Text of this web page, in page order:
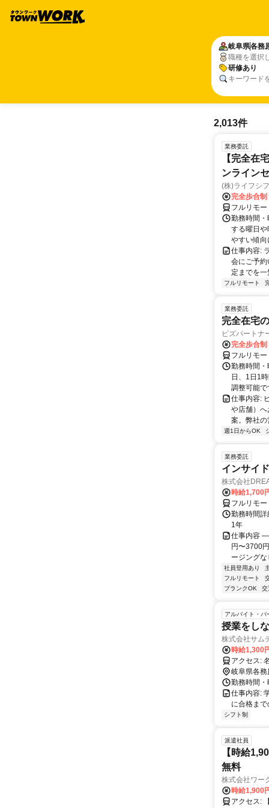
岐阜県各務
職種を選択
研修あり
キーワード
2,013件
業務委託
【完全在
ンライン
(株)ライフシ
完全歩合制
フルリモー
勤務時間
する曜日
やすい傾向
仕事内容:
会にご予
定までを
フルリモート
業務委託
完全在宅
ビズパートナ
完全歩合制
フルリモー
勤務時間
日、1日1
調整可能
仕事内容:
や店舗）
案。弊社
週1日からOK
業務委託
インサイ
株式会社
時給1,700
フルリモー
勤務時間
1年
仕事内容
円〜3700
ージング
社員登用あり
フルリモート
ブランクOK
交
アルバイト・パ
授業をし
株式会社サム
時給1,300
岐阜県各務
勤務時間
仕事内容:
に合格ま
シフト制
派遣社員
【時給
無料
株式会社ワー
時給1,900
アクセス: 【アクセス】 ・名鉄各務原線「名電各務原」駅 徒歩10分 ・名鉄犬山線